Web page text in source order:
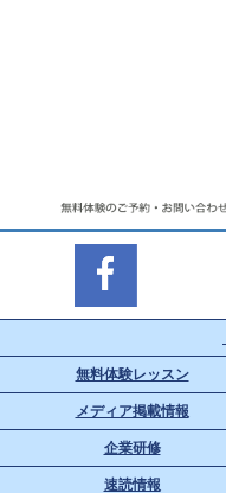
無料体験レッスン
メディア掲載情報
企業研修
速読情報